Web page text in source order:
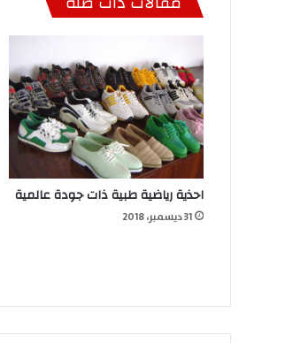
احذية رياضية طبية ذات جودة عالمية
31 ديسمبر، 2018